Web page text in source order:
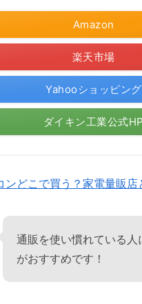
Amazon
楽天市場
Yahooショッピング
ダイキン工業公式HP
どこで買う？家電量販店
通販を使い慣れている人
がおすすめです！